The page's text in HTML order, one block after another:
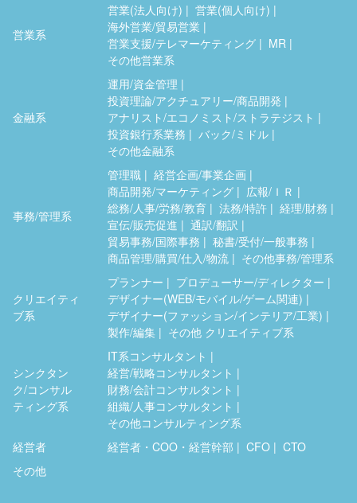
営業系
営業(法人向け)
営業(個人向け)
海外営業/貿易営業
営業支援/テレマーケティング
MR
その他営業系
金融系
運用/資金管理
投資理論/アクチュアリー/商品開発
アナリスト/エコノミスト/ストラテジスト
投資銀行系業務
バック/ミドル
その他金融系
事務/管理系
管理職
経営企画/事業企画
商品開発/マーケティング
広報/ＩＲ
総務/人事/労務/教育
法務/特許
経理/財務
宣伝/販売促進
通訳/翻訳
貿易事務/国際事務
秘書/受付/一般事務
商品管理/購買/仕入/物流
その他事務/管理系
クリエイティ
ブ系
プランナー
プロデューサー/ディレクター
デザイナー(WEB/モバイル/ゲーム関連)
デザイナー(ファッション/インテリア/工業)
製作/編集
その他 クリエイティブ系
シンクタン
ク/コンサル
ティング系
IT系コンサルタント
経営/戦略コンサルタント
財務/会計コンサルタント
組織/人事コンサルタント
その他コンサルティング系
経営者
経営者・COO・経営幹部 CFO
CTO
その他